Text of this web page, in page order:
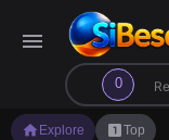
menu
0
search
home Explore looks_oneTop